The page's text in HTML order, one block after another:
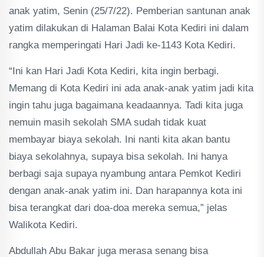
anak yatim, Senin (25/7/22). Pemberian santunan anak
yatim dilakukan di Halaman Balai Kota Kediri ini dalam
rangka memperingati Hari Jadi ke-1143 Kota Kediri.
“Ini kan Hari Jadi Kota Kediri, kita ingin berbagi.
Memang di Kota Kediri ini ada anak-anak yatim jadi kita
ingin tahu juga bagaimana keadaannya. Tadi kita juga
nemuin masih sekolah SMA sudah tidak kuat
membayar biaya sekolah. Ini nanti kita akan bantu
biaya sekolahnya, supaya bisa sekolah. Ini hanya
berbagi saja supaya nyambung antara Pemkot Kediri
dengan anak-anak yatim ini. Dan harapannya kota ini
bisa terangkat dari doa-doa mereka semua,” jelas
Walikota Kediri.
Abdullah Abu Bakar juga merasa senang bisa